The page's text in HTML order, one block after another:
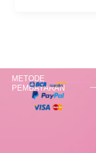
METODE
PEMBAYARAN